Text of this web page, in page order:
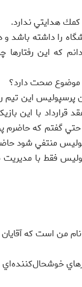
هدايتي ندارد.
را داشته باشد
كه اين رفتارها
موضوع صحت دارد؟
پرسپوليس اين
قرارداد با اين
حتي گفتم كه
منتفي شود
فقط با
من است كه آقايان
خوشحال‌كننده‌اي